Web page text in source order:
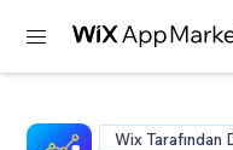
Wix Tarafından